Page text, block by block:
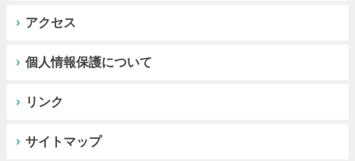
アクセス
個人情報保護について
リンク
サイトマップ